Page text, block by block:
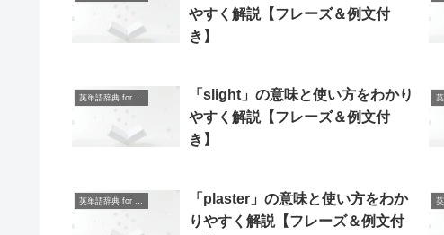
やすく解説【フレーズ＆例文付
き】
「slight」の意味と使い方をわかり
やすく解説【フレーズ＆例文付
き】
英単語辞典 for Beginners
「plaster」の意味と使い方をわか
りやすく解説【フレーズ＆例文付